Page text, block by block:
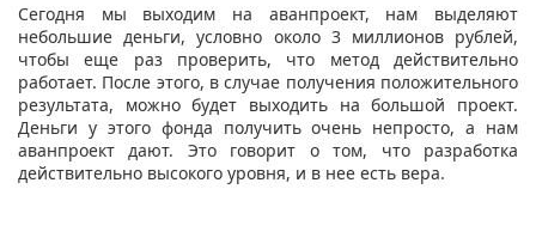
Сегодня мы выходим на аванпроект, нам выделяют
небольшие деньги, условно около 3 миллионов рублей,
чтобы еще раз проверить, что метод действительно
работает. После этого, в случае получения положительного
результата, можно будет выходить на большой проект.
Деньги у этого фонда получить очень непросто, а нам
аванпроект дают. Это говорит о том, что разработка
действительно высокого уровня, и в нее есть вера.